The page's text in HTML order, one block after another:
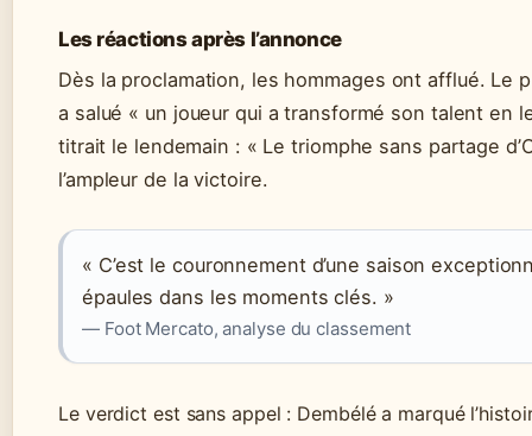
Les réactions après l’annonce
Dès la proclamation, les hommages ont afflué. Le
a salué « un joueur qui a transformé son talent en
titrait le lendemain : « Le triomphe sans partage
l’ampleur de la victoire.
« C’est le couronnement d’une saison
épaules dans les moments clés. »
— Foot Mercato, analyse du classement
Le verdict est sans appel : Dembélé a marqué